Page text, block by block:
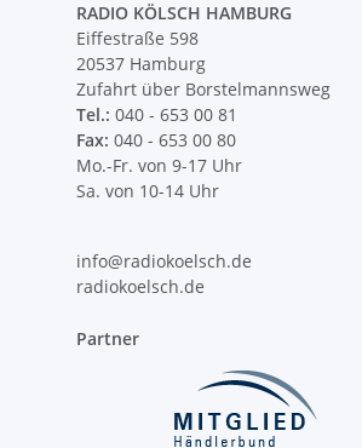
RADIO KÖLSCH HAMBURG
Eiffestraße 598
20537 Hamburg
Zufahrt über Borstelmannsweg
Tel.: 040 - 653 00 81
Fax: 040 - 653 00 80
Mo.-Fr. von 9-17 Uhr
Sa. von 10-14 Uhr
info@radiokoelsch.de
radiokoelsch.de
Partner